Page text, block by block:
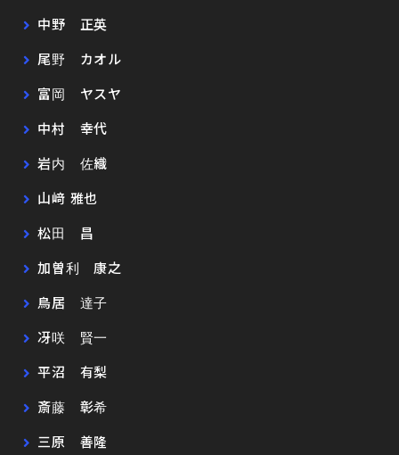
中野 正英
尾野 カオル
富岡 ヤスヤ
中村 幸代
岩内 佐織
山﨑 雅也
松田 昌
加曽利 康之
鳥居 達子
冴咲 賢一
平沼 有梨
斎藤 彰希
三原 善隆